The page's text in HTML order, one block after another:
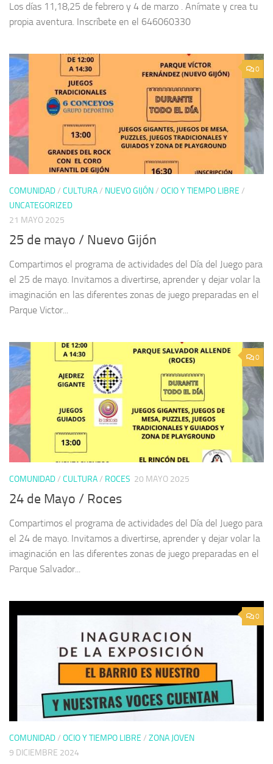
Los días 11,18,25 de febrero y 4 de marzo . Anímate y crea tu
propia aventura. Inscríbete en el 646060330
0
COMUNIDAD/ CULTURA/ NUEVO GIJÓN/ OCIO Y TIEMPO LIBRE /
UNCATEGORIZED
21 MAYO 2025
25 de mayo / Nuevo Gijón
Compartimos el programa de actividades del Día del Juego para
el 25 de mayo. Invitamos a divertirse, aprender y dejar volar la
imaginación en las diferentes zonas de juego preparadas en el
Parque Victor...
0
COMUNIDAD/ CULTURA/ ROCES 20 MAYO 2025
24 de Mayo / Roces
Compartimos el programa de actividades del Día del Juego para
el 24 de mayo. Invitamos a divertirse, aprender y dejar volar la
imaginación en las diferentes zonas de juego preparadas en el
Parque Salvador...
0
COMUNIDAD/ OCIO Y TIEMPO LIBRE / ZONA JOVEN
9 DICIEMBRE 2024